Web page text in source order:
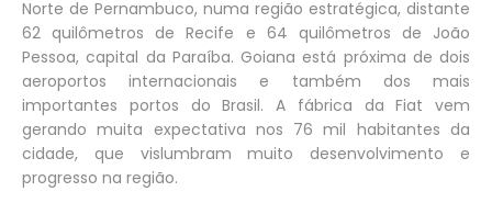
Norte de Pernambuco, numa região estratégica, distante
62 quilômetros de Recife e 64 quilômetros de João
Pessoa, capital da Paraíba. Goiana está próxima de dois
aeroportos internacionais e também dos mais
importantes portos do Brasil. A fábrica da Fiat vem
gerando muita expectativa nos 76 mil habitantes da
cidade, que vislumbram muito desenvolvimento e
progresso na região.